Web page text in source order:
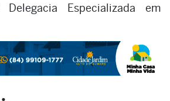
Especializada em